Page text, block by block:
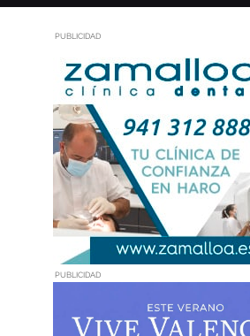
PUBLICIDAD
PUBLICIDAD